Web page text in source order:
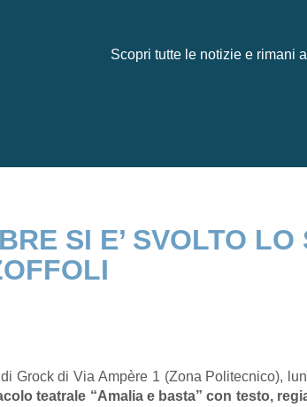
Scopri tutte le notizie e rimani
SI E’ SVOLTO
Grock di Via Ampère 1 (Zona Politecnico),
teatrale “Amalia e basta” con testo,